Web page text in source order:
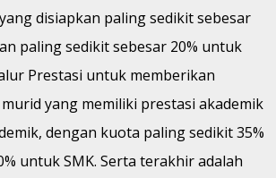
disiapkan paling sedikit sebesar
paling sedikit sebesar 20% untuk
Prestasi untuk memberikan
yang memiliki prestasi akademik
dengan kuota paling sedikit 35%
untuk SMK. Serta terakhir adalah